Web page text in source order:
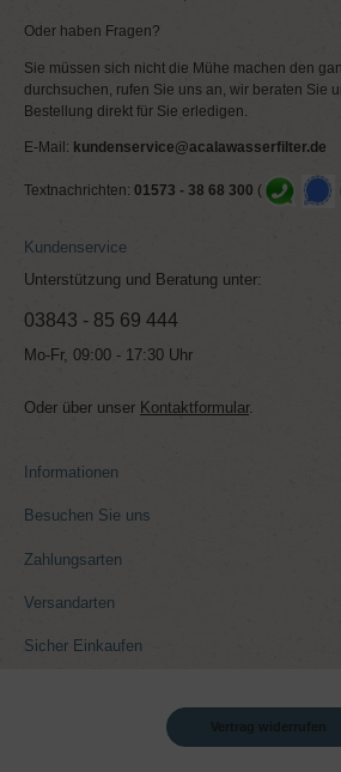
Oder haben Fragen?
Sie müssen sich nicht die Mühe machen den
durchsuchen, rufen Sie uns an, wir beraten Sie
Bestellung direkt für Sie erledigen.
E-Mail: kundenservice@acalawasserfilter.de
Textnachrichten: 01573 - 38 68 300 (
Informationen
Kundenservice
Unterstützung und Beratung unter:
03843 - 85 69 444
Mo-Fr, 09:00 - 17:30 Uhr
Oder über unser Kontaktformular.
Besuchen Sie uns
Zahlungsarten
Versandarten
Sicher Einkaufen
Vertrag widerrufen